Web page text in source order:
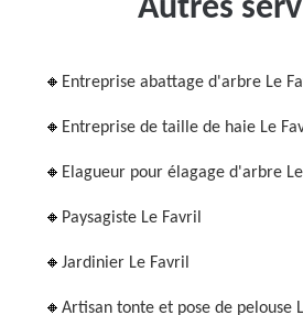
Autres
Entreprise abattage d'arbre Le
Entreprise de taille de haie Le
Elagueur pour élagage d'arbre Le
Paysagiste Le Favril
Jardinier Le Favril
Artisan tonte et pose de pelouse